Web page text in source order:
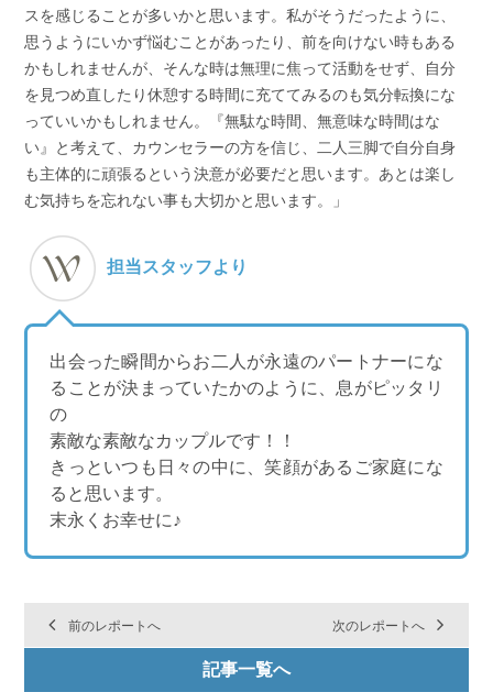
スを感じることが多いかと思います。私がそうだったように、
思うようにいかず悩むことがあったり、前を向けない時もある
かもしれませんが、そんな時は無理に焦って活動をせず、自分
を見つめ直したり休憩する時間に充ててみるのも気分転換にな
っていいかもしれません。『無駄な時間、無意味な時間はな
い』と考えて、カウンセラーの方を信じ、二人三脚で自分自身
も主体的に頑張るという決意が必要だと思います。あとは楽し
む気持ちを忘れない事も大切かと思います。」
担当スタッフより
出会った瞬間からお二人が永遠のパートナーにな
ることが決まっていたかのように、息がピッタリ
の
素敵な素敵なカップルです！！
きっといつも日々の中に、笑顔があるご家庭にな
ると思います。
末永くお幸せに♪
前のレポートへ 次のレポートへ
記事一覧へ